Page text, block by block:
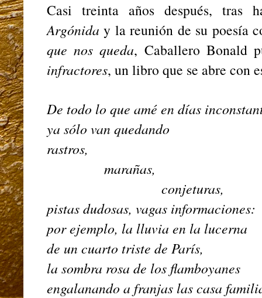
Casi treinta años después, tras
Argónida y la reunión de su poesía
que nos queda, Caballero Bonald
infractores, un libro que se abre con
De todo lo que amé en días
ya sólo van quedando
rastros,
marañas,
conjeturas,
pistas dudosas, vagas informaciones:
por ejemplo, la lluvia en la lucerna
de un cuarto triste de París,
la sombra rosa de los flamboyanes
engalanando a franjas las casa